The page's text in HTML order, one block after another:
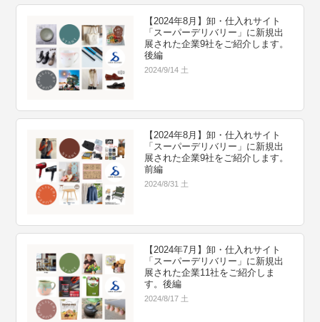
【2024年8月】卸・仕入れサイト
「スーパーデリバリー」に新規出
展された企業9社をご紹介します。
後編
2024/9/14 土
【2024年8月】卸・仕入れサイト
「スーパーデリバリー」に新規出
展された企業9社をご紹介します。
前編
2024/8/31 土
【2024年7月】卸・仕入れサイト
「スーパーデリバリー」に新規出
展された企業11社をご紹介しま
す。後編
2024/8/17 土